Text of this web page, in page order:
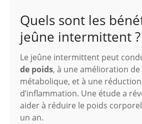
Quels sont les
jeûne intermittent ?
Le jeûne intermittent peut
de poids, à une amélioration de
métabolique, et à une
d’inflammation. Une étude a
aider à réduire le poids
un an.